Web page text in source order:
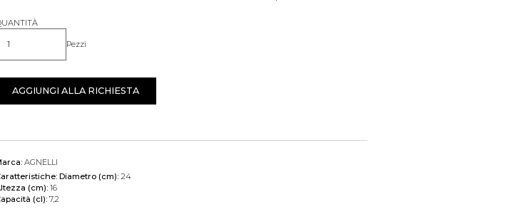
Quantità Pezzi
AGGIUNGI ALLA RICHIESTA
AGNELLI
Diametro (cm): 24
(cm): 16
(cl): 7,2